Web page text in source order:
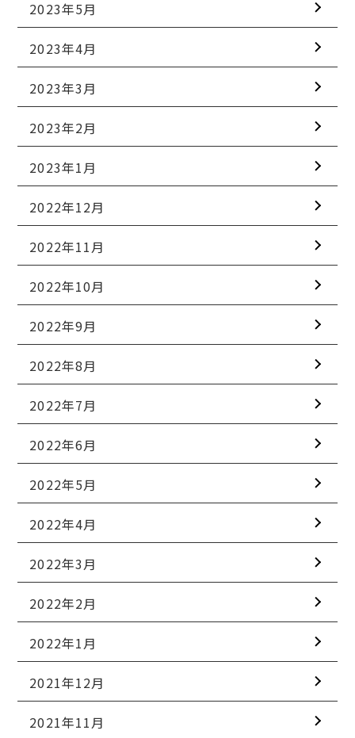
2023年5月
2023年4月
2023年3月
2023年2月
2023年1月
2022年12月
2022年11月
2022年10月
2022年9月
2022年8月
2022年7月
2022年6月
2022年5月
2022年4月
2022年3月
2022年2月
2022年1月
2021年12月
2021年11月